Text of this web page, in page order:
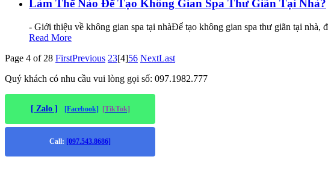
Làm Thế Nào Để Tạo Không Gian Spa Thư Giãn Tại Nhà?
- Giới thiệu về không gian spa tại nhàĐể tạo không gian spa thư giãn tại nhà,
Read More
Page 4 of 28 FirstPrevious 23[4]56 NextLast
Quý khách có nhu cầu vui lòng gọi số: 097.1982.777
[ Zalo ] [Facebook] [TikTok]
Call: [097.543.8686]